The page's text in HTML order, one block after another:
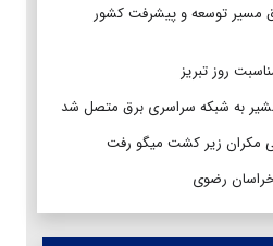
مسیر توسعه و پیشرفت کشور
روز تبریز
به شبکه سراسری برق متصل شد
رضوی